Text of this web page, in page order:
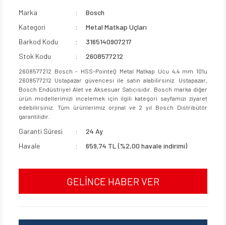
Marka
Bosch
Kategori
Metal Matkap Uçları
Barkod Kodu
3165140907217
Stok Kodu
2608577212
2608577212 Bosch - HSS-PointeQ Metal Matkap Ucu 4,4 mm 10'lu
2608577212 Ustapazar güvencesi ile satın alabilirsiniz. Ustapazar,
Bosch Endüstriyel Alet ve Aksesuar Satıcısıdır. Bosch marka diğer
ürün modellerimizi incelemek için ilgili kategori sayfamızı ziyaret
edebilirsiniz. Tüm ürünlerimiz orjinal ve 2 yıl Bosch Distribütör
garantilidir.
Garanti Süresi
24 Ay
Havale
659,74 TL (%2,00 havale indirimi)
GELİNCE HABER VER